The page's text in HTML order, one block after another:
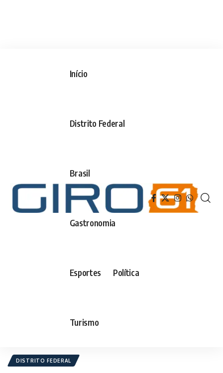
Início
Distrito Federal
Brasil
Gastronomia
Esportes Política
Turismo
DISTRITO FEDERAL